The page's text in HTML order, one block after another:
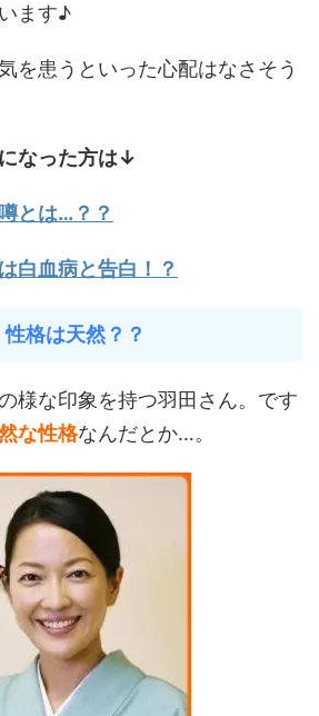
ます♪
を患うといった心配はなさそう
なった方は↓
とは…？？
白血病と告白！？
性格は天然？？
様な印象を持つ羽田さん。です
な性格なんだとか…。